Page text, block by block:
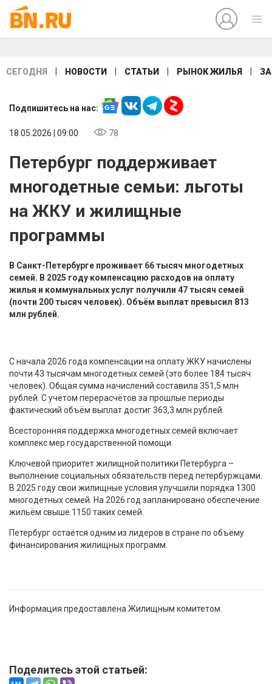
СЕГОДНЯ НОВОСТИ СТАТЬИ РЫНОК ЖИЛЬЯ
Подпишитесь на нас:
18.05.2026 | 09:00 78
Петербург поддерживает
многодетные семьи: льготы
на ЖКУ и жилищные
программы
В Санкт-Петербурге проживает 66 тысяч многодетных
семей. В 2025 году компенсацию расходов на оплату
жилья и коммунальных услуг получили 47 тысяч семей
(почти 200 тысяч человек). Объём выплат превысил 813
млн рублей.
С начала 2026 года компенсации на оплату ЖКУ начислены
почти 43 тысячам многодетных семей (это более 184 тысяч
человек). Общая сумма начислений составила 351,5 млн
рублей. С учётом перерасчётов за прошлые периоды
фактический объём выплат достиг 363,3 млн рублей.
Всесторонняя поддержка многодетных семей включает
комплекс мер государственной помощи.
Ключевой приоритет жилищной политики Петербурга –
выполнение социальных обязательств перед петербуржцами.
В 2025 году свои жилищные условия улучшили порядка 1300
многодетных семей. На 2026 год запланировано обеспечение
жильём свыше 1150 таких семей.
Петербург остаётся одним из лидеров в стране по объёму
финансирования жилищных программ.
Информация предоставлена Жилищным комитетом.
Поделитесь этой статьей: